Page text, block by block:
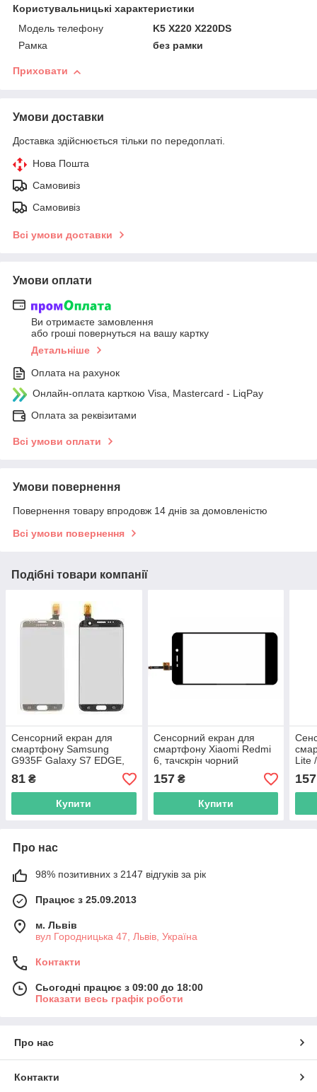
Користувальницькі характеристики
Модель телефону
K5 X220 X220DS
Рамка
без рамки
Приховати
Умови доставки
Доставка здійснюється тільки по передоплаті.
Нова Пошта
Самовивіз
Самовивіз
Всі умови доставки
Умови оплати
Ви отримаєте замовлення
або гроші повернуться на вашу картку
Детальніше
Оплата на рахунок
Онлайн-оплата карткою Visa, Mastercard - LiqPay
Оплата за реквізитами
Всі умови оплати
Умови повернення
Повернення товару впродовж 14 днів за домовленістю
Всі умови повернення
Подібні товари компанії
Сенсорний екран для
смартфону Samsung
G935F Galaxy S7 EDGE,
G935FD Galaxy S7 EDGE
Duo, тачскрін сріблястий
81 ₴
Купити
Сенсорний екран для
смартфону Xiaomi Redmi
6, тачскрін чорний
157₴
Купити
Lite
157
Про нас
98% позитивних з 2147 відгуків за рік
Працює з 25.09.2013
м. Львів
вул Городницька 47, Львів, Україна
Контакти
Сьогодні працює з 09:00 до 18:00
Показати весь графік роботи
Про нас
Контакти